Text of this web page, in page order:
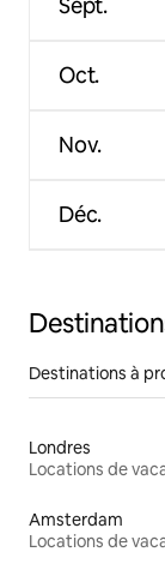
Sept.
Oct.
Nov.
Déc.
Destinations à
Londres
Locations de
Amsterdam
Locations de